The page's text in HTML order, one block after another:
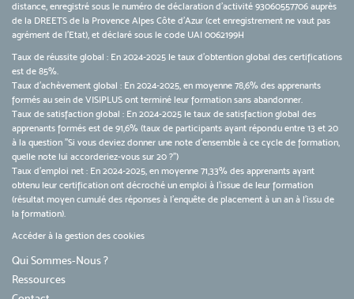
distance, enregistré sous le numéro de déclaration d’activité 93060557706 auprès
de la DREETS de la Provence Alpes Côte d’Azur (cet enregistrement ne vaut pas
agrément de l’Etat), et déclaré sous le code UAI 0062199H
Taux de réussite global : En 2024-2025 le taux d'obtention global des certifications
est de 85%.
Taux d’achèvement global : En 2024-2025, en moyenne 78,6% des apprenants
formés au sein de VISIPLUS ont terminé leur formation sans abandonner.
Taux de satisfaction global : En 2024-2025 le taux de satisfaction global des
apprenants formés est de 91,6% (taux de participants ayant répondu entre 13 et 20
à la question "Si vous deviez donner une note d’ensemble à ce cycle de formation,
quelle note lui accorderiez-vous sur 20 ?")
Taux d’emploi net : En 2024-2025, en moyenne 71,33% des apprenants ayant
obtenu leur certification ont décroché un emploi à l'issue de leur formation
(résultat moyen cumulé des réponses à l'enquête de placement à un an à l'issu de
la formation).
Accéder à la gestion des cookies
Qui Sommes-Nous ?
Ressources